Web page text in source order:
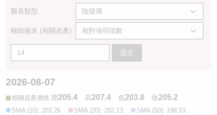
圖表類型
輔助圖表 (相關資產)
提交
2026-08-07
相關資產價格:開205.4 高207.4 低203.8 收205.2
SMA (10): 203.26 SMA (20): 202.13
SMA (50): 198.53
認股證文件及公告 (瑞信)
牛熊證文件及公告
ADR